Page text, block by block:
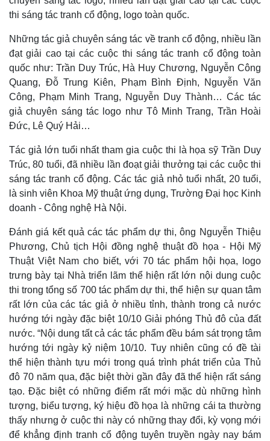
thi sáng tác tranh cổ động, logo toàn quốc.
Những tác giả chuyên sáng tác về tranh cổ động, nhiều lần
đạt giải cao tại các cuộc thi sáng tác tranh cổ động toàn
quốc như: Trần Duy Trúc, Hà Huy Chương, Nguyễn Công
Quang, Đỗ Trung Kiên, Phạm Bình Định, Nguyễn Văn
Công, Phạm Minh Trang, Nguyễn Duy Thành… Các tác
giả chuyên sáng tác logo như Tô Minh Trang, Trần Hoài
Đức, Lê Quý Hải…
Tác giả lớn tuổi nhất tham gia cuộc thi là họa sỹ Trần Duy
Trúc, 80 tuổi, đã nhiều lần đoạt giải thưởng tại các cuộc thi
sáng tác tranh cổ động. Các tác giả nhỏ tuổi nhất, 20 tuổi,
là sinh viên Khoa Mỹ thuật ứng dụng, Trường Đại học Kinh
doanh - Công nghệ Hà Nội.
Đánh giá kết quả các tác phẩm dự thi, ông Nguyễn Thiệu
Phương, Chủ tịch Hội đồng nghệ thuật đồ họa - Hội Mỹ
Thuật Việt Nam cho biết, với 70 tác phẩm hội họa, logo
trưng bày tại Nhà triển lãm thể hiện rất lớn nội dung cuộc
thi trong tổng số 700 tác phẩm dự thi, thể hiện sự quan tâm
rất lớn của các tác giả ở nhiều tỉnh, thành trong cả nước
hướng tới ngày đặc biệt 10/10 Giải phóng Thủ đô của đất
nước. “Nội dung tất cả các tác phẩm đều bám sát trọng tâm
hướng tới ngày kỷ niệm 10/10. Tuy nhiên cũng có đề tài
thể hiện thành tựu mới trong quá trình phát triển của Thủ
đô 70 năm qua, đặc biệt thời gần đây đã thể hiện rất sáng
tạo. Đặc biệt có những điểm rất mới mặc dù những hình
tượng, biểu tượng, ký hiệu đồ họa là những cái ta thường
thấy nhưng ở cuộc thi này có những thay đổi, kỳ vọng mới
để khẳng định tranh cổ động tuyên truyền ngày nay bám